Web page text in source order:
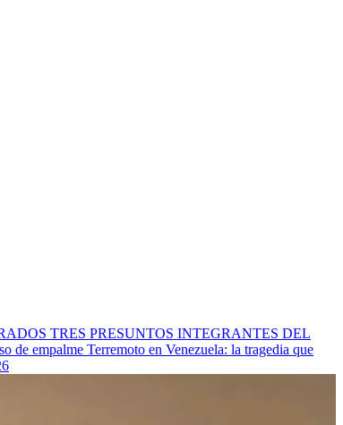
TRES PRESUNTOS INTEGRANTES DEL
de empalme Terremoto en Venezuela: la tragedia que